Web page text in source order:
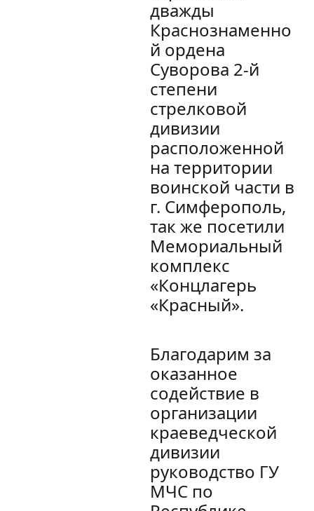
дважды
Краснознаменно
й ордена
Суворова 2-й
степени
стрелковой
дивизии
расположенной
на территории
воинской части в
г. Симферополь,
так же посетили
Мемориальный
комплекс
«Концлагерь
«Красный».
Благодарим за
оказанное
содействие в
организации
краеведческой
дивизии
руководство ГУ
МЧС по